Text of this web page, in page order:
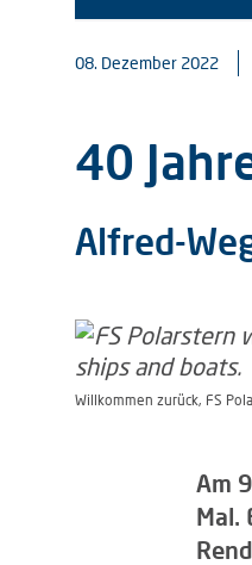
08. Dezember 2022
40
Alfred-
Willkommen zurück, FS
Am
Mal.